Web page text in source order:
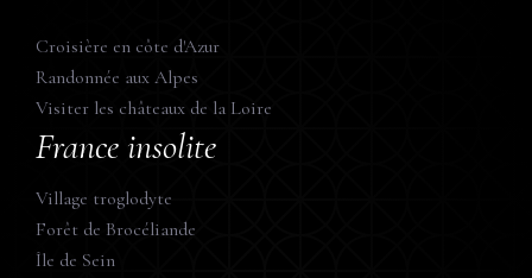
Croisière en côte d'Azur
Randonnée aux Alpes
Visiter les châteaux de la Loire
France insolite
Village troglodyte
Forêt de Brocéliande
Île de Sein